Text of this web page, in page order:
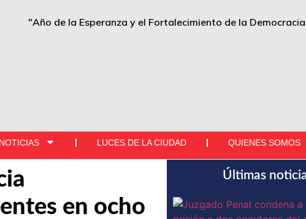
"Año de la Esperanza y el Fortalecimiento de la
NOTICIAS LUCES DE LA CIUDAD QUIENES SOMOS
en ocho
Últimas